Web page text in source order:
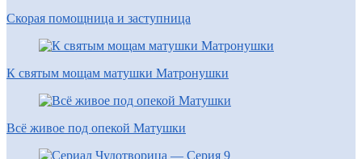
Скорая помощница и заступница
К святым мощам матушки Матронушки
Всё живое под опекой Матушки